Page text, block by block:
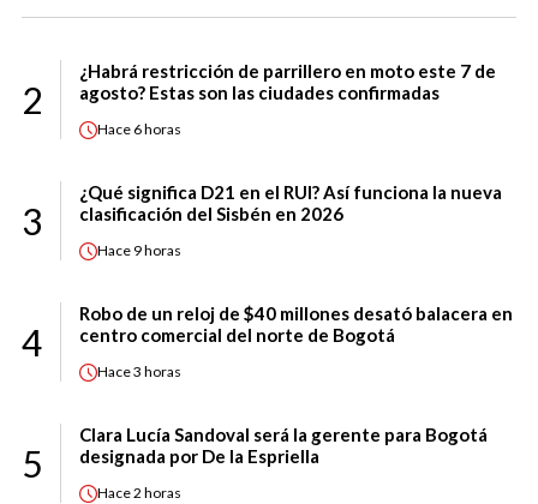
2
¿Habrá restricción de parrillero en moto este 7 de
agosto? Estas son las ciudades confirmadas
Hace 6 horas
3
¿Qué significa D21 en el RUI? Así funciona la nueva
clasificación del Sisbén en 2026
Hace 9 horas
4
Robo de un reloj de $40 millones desató balacera en
centro comercial del norte de Bogotá
Hace3 horas
5
Clara Lucía Sandoval será la gerente para Bogotá
designada por De la Espriella
Hace2 horas